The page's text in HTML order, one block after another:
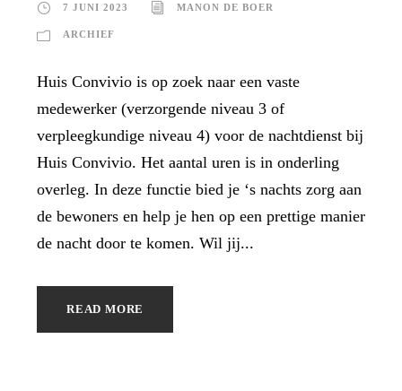
7 JUNI 2023 MANON DE BOER
ARCHIEF
Huis Convivio is op zoek naar een vaste
medewerker (verzorgende niveau 3 of
verpleegkundige niveau 4) voor de nachtdienst bij
Huis Convivio. Het aantal uren is in onderling
overleg. In deze functie bied je ‘s nachts zorg aan
de bewoners en help je hen op een prettige manier
de nacht door te komen. Wil jij...
READ MORE